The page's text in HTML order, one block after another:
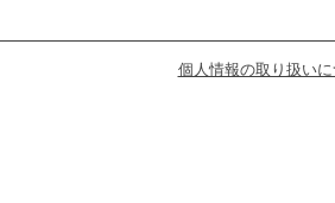
個人情報の取り扱い